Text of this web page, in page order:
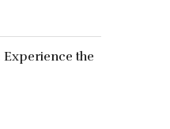
Experience the